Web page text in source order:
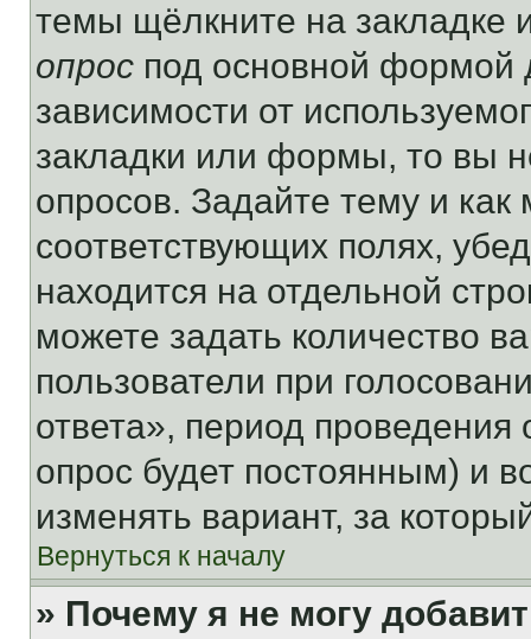
темы щёлкните на
опрос под основной формой
зависимости от
закладки или формы, то вы
опросов. Задайте тему и
соответствующих полях,
находится на отдельной
можете задать количество
пользователи при
ответа», период проведения
опрос будет постоянным) и
изменять вариант, за
Вернуться к началу
» Почему я не могу